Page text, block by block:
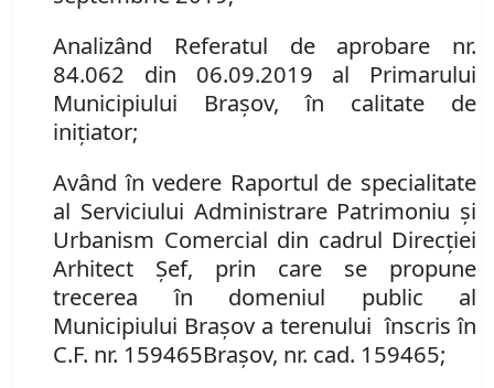
Analizând Referatul de aprobare nr.
84.062 din 06.09.2019 al Primarului
Municipiului Brașov, în calitate de
inițiator;
Având în vedere Raportul de specialitate
al Serviciului Administrare Patrimoniu şi
Urbanism Comercial din cadrul Direcției
Arhitect Șef, prin care se propune
trecerea în domeniul public al
Municipiului Braşov a terenului înscris în
C.F. nr. 159465Brașov, nr. cad. 159465;